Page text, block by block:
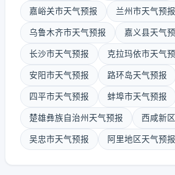
嘉峪关市天气预报 兰州市天气预报
乌鲁木齐市天气预报 嘉义县天气
长沙市天气预报 克拉玛依市天气
安阳市天气预报 路环岛天气预报
四平市天气预报 蚌埠市天气预报
楚雄彝族自治州天气预报 西咸新
吴忠市天气预报 阿里地区天气预报